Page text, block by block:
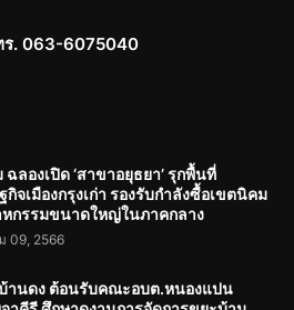
ร. 063-6075040
ฉลองเปิด ‘สาขาอยุธยา’ รุกพื้นที่
กิจเมืองกรุงเก่า รองรับกำลังซื้อเขตนิคม
หกรรมขนาดใหญ่ในภาคกลาง
09, 2566
านดง ต้อนรับคณะอบต.หนองแปน